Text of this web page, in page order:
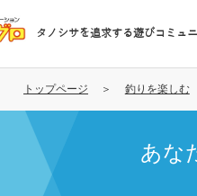
タノシサを追求する遊びコミュ
トップページ 釣りを楽しむ
あな